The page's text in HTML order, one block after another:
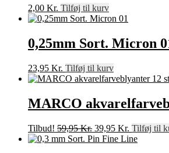
2,00 Kr. Tilføj til kurv
0,25mm Sort. Micron
23,95 Kr. Tilføj til kurv
MARCO
Tilbud! 59,95Kr. Den
oprindelige
39,95 Kr. Den
aktuelle
Tilføj til